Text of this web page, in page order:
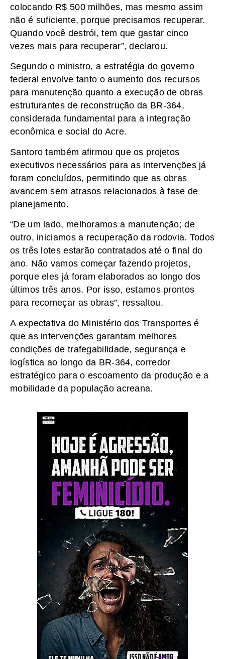
colocando R$ 500 milhões, mas mesmo assim
não é suficiente, porque precisamos recuperar.
Quando você destrói, tem que gastar cinco
vezes mais para recuperar”, declarou.
Segundo o ministro, a estratégia do governo
federal envolve tanto o aumento dos recursos
para manutenção quanto a execução de obras
estruturantes de reconstrução da BR-364,
considerada fundamental para a integração
econômica e social do Acre.
Santoro também afirmou que os projetos
executivos necessários para as intervenções já
foram concluídos, permitindo que as obras
avancem sem atrasos relacionados à fase de
planejamento.
“De um lado, melhoramos a manutenção; de
outro, iniciamos a recuperação da rodovia. Todos
os três lotes estarão contratados até o final do
ano. Não vamos começar fazendo projetos,
porque eles já foram elaborados ao longo dos
últimos três anos. Por isso, estamos prontos
para recomeçar as obras”, ressaltou.
A expectativa do Ministério dos Transportes é
que as intervenções garantam melhores
condições de trafegabilidade, segurança e
logística ao longo da BR-364, corredor
estratégico para o escoamento da produção e a
mobilidade da população acreana.